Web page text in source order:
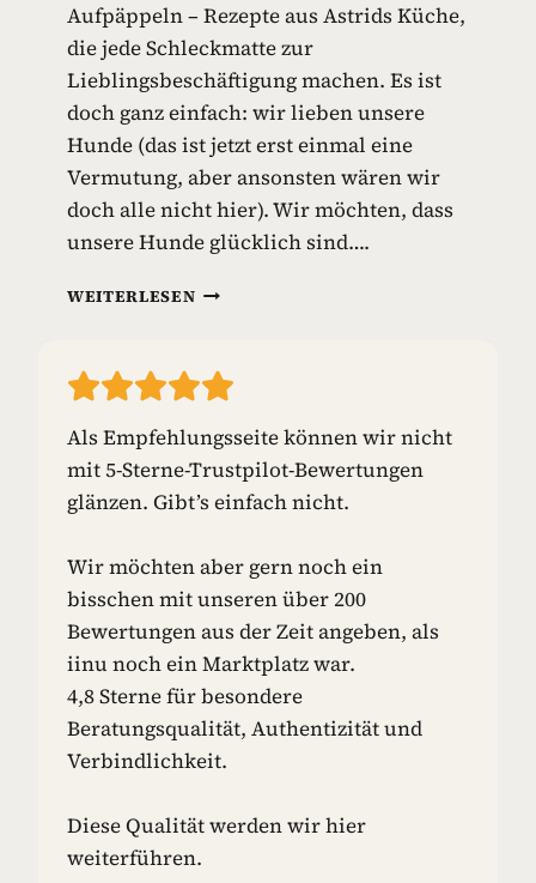
P
I
E
L
Z
E
U
G
Aufpäppeln – Rezepte aus Astrids Küche,
die jede Schleckmatte zur
Lieblingsbeschäftigung machen. Es ist
doch ganz einfach: wir lieben unsere
Hunde (das ist jetzt erst einmal eine
Vermutung, aber ansonsten wären wir
doch alle nicht hier). Wir möchten, dass
unsere Hunde glücklich sind….
WEITERLESENS
E
K
M
A
T
E
N
I
D
E
E
N
F
R
E
Als Empfehlungsseite können wir nicht
mit 5-Sterne-Trustpilot-Bewertungen
glänzen. Gibt’s einfach nicht.
Wir möchten aber gern noch ein
bisschen mit unseren über 200
Bewertungen aus der Zeit angeben, als
iinu noch ein Marktplatz war.
4,8 Sterne für besondere
Beratungsqualität, Authentizität und
Verbindlichkeit.
Diese Qualität werden wir hier
weiterführen.